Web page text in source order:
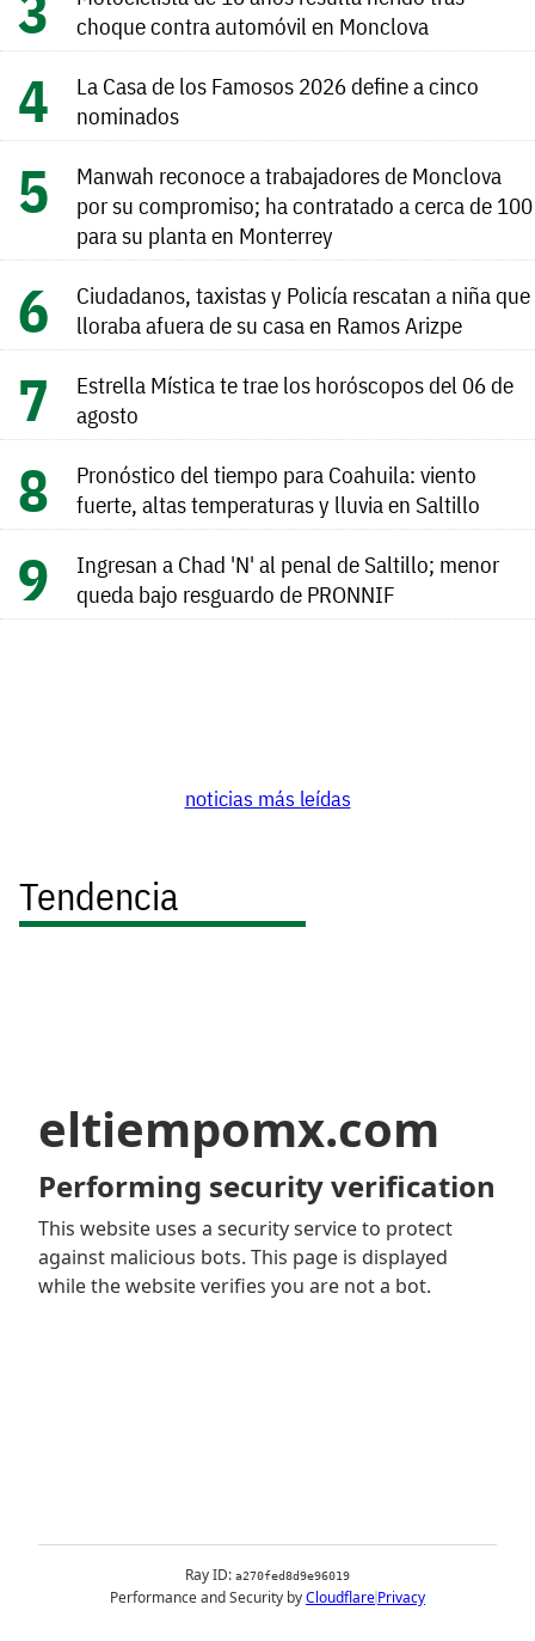
choque contra automóvil en Monclova
La Casa de los Famosos 2026 define a cinco
nominados
Manwah reconoce a trabajadores de Monclova
por su compromiso; ha contratado a cerca de 100
para su planta en Monterrey
Ciudadanos, taxistas y Policía rescatan a niña que
lloraba afuera de su casa en Ramos Arizpe
Estrella Mística te trae los horóscopos del 06 de
agosto
Pronóstico del tiempo para Coahuila: viento
fuerte, altas temperaturas y lluvia en Saltillo
Ingresan a Chad 'N' al penal de Saltillo; menor
queda bajo resguardo de PRONNIF
noticias más leídas
Tendencia